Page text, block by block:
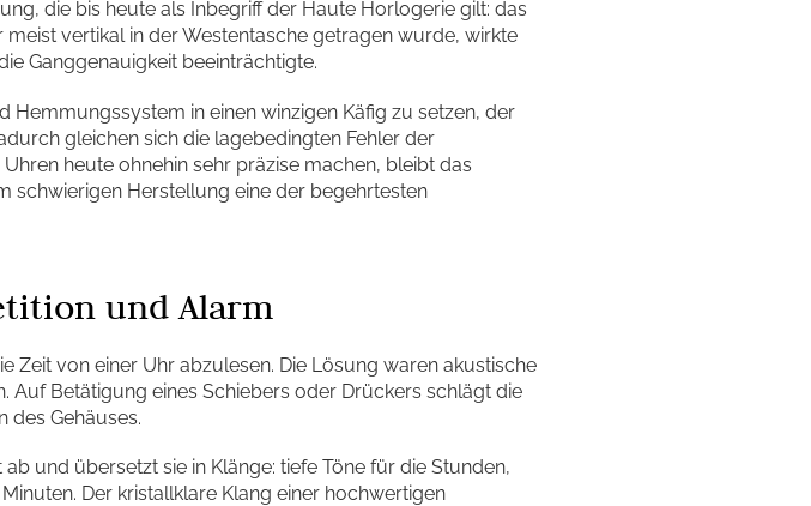
die bis heute als Inbegriff der Haute Horlogerie gilt: das
meist vertikal in der Westentasche getragen wurde, wirkte
Ganggenauigkeit beeinträchtigte.
in einen winzigen Käfig zu setzen, der
gleichen sich die lagebedingten Fehler der
heute ohnehin sehr präzise machen, bleibt das
schwierigen Herstellung eine der begehrtesten
und Alarm
Zeit von einer Uhr abzulesen. Die Lösung waren akustische
Auf Betätigung eines Schiebers oder Drückers schlägt die
des Gehäuses.
und übersetzt sie in Klänge: tiefe Töne für die Stunden,
Der kristallklare Klang einer hochwertigen